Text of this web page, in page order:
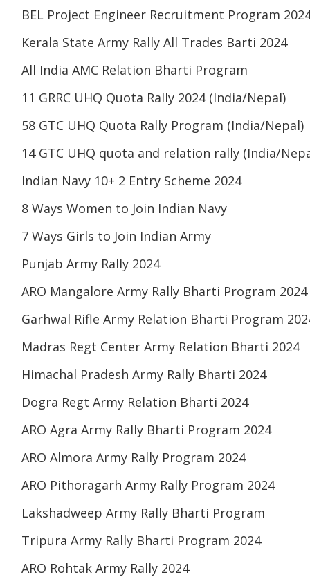
BEL Project Engineer Recruitment Program
Kerala State Army Rally All Trades Barti 2024
All India AMC Relation Bharti Program
11 GRRC UHQ Quota Rally 2024 (India/Nepal)
58 GTC UHQ Quota Rally Program (India/Nepal)
14 GTC UHQ quota and relation rally (India/
Indian Navy 10+ 2 Entry Scheme 2024
8 Ways Women to Join Indian Navy
7 Ways Girls to Join Indian Army
Punjab Army Rally 2024
ARO Mangalore Army Rally Bharti Program 2024
Garhwal Rifle Army Relation Bharti Program
Madras Regt Center Army Relation Bharti 2024
Himachal Pradesh Army Rally Bharti 2024
Dogra Regt Army Relation Bharti 2024
ARO Agra Army Rally Bharti Program 2024
ARO Almora Army Rally Program 2024
ARO Pithoragarh Army Rally Program 2024
Lakshadweep Army Rally Bharti Program
Tripura Army Rally Bharti Program 2024
ARO Rohtak Army Rally 2024